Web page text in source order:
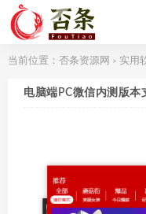
当前位置： 否条资源网 > 实用
电脑端PC微信内测版